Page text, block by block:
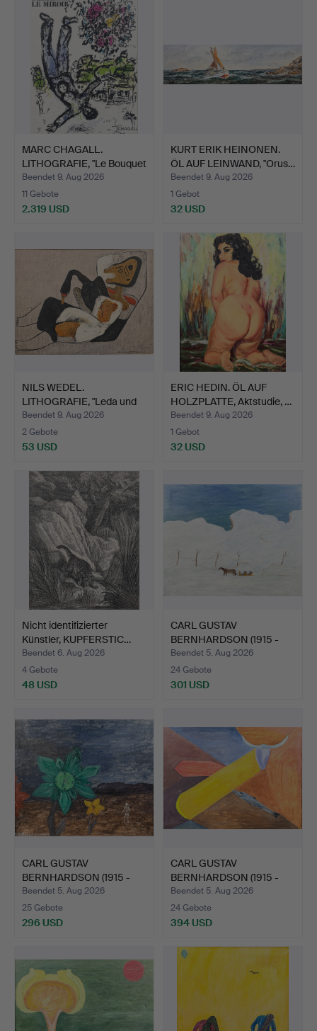
MARC CHAGALL.
LITHOGRAFIE, "Le Bouquet
de …
Beendet 9. Aug 2026
11 Gebote
2.319 USD
KURT ERIK HEINONEN.
ÖL AUF LEINWAND, "Orus…
Beendet 9. Aug 2026
1 Gebot
32 USD
NILS WEDEL.
LITHOGRAFIE, "Leda und
der Sch…
Beendet 9. Aug 2026
2 Gebote
53 USD
ERIC HEDIN. ÖL AUF
HOLZPLATTE, Aktstudie, …
Beendet 9. Aug 2026
1 Gebot
32 USD
Nicht identifizierter
Künstler, KUPFERSTIC…
Beendet 6. Aug 2026
4 Gebote
48 USD
CARL GUSTAV
BERNHARDSON (1915 -
1998). Öl …
Beendet 5. Aug 2026
24 Gebote
301 USD
CARL GUSTAV
BERNHARDSON (1915 -
1998). ÖL …
Beendet 5. Aug 2026
25 Gebote
296 USD
CARL GUSTAV
BERNHARDSON (1915 -
1998). ÖL …
Beendet 5. Aug 2026
24 Gebote
394 USD